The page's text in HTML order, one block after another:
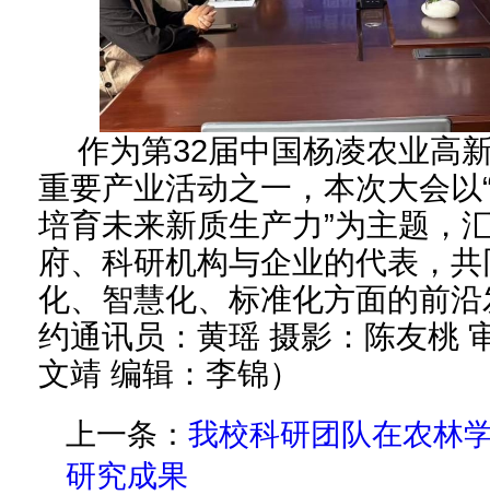
作为第32届中国杨凌农业高
重要产业活动之一，本次大会
培育未来新质生产力”为主题，
府、科研机构与企业的代表，
化、智慧化、标准化方面的前
约通讯员：黄瑶 摄影：陈友桃
文靖 编辑：李锦）
上一条： 我校科研团队在农林
研究成果